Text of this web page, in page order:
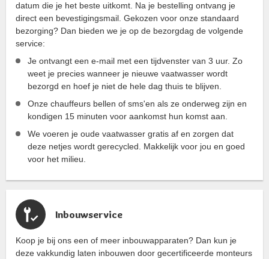
datum die je het beste uitkomt. Na je bestelling ontvang je
direct een bevestigingsmail. Gekozen voor onze standaard
bezorging? Dan bieden we je op de bezorgdag de volgende
service:
Je ontvangt een e-mail met een tijdvenster van 3 uur. Zo
weet je precies wanneer je nieuwe vaatwasser wordt
bezorgd en hoef je niet de hele dag thuis te blijven.
Onze chauffeurs bellen of sms'en als ze onderweg zijn en
kondigen 15 minuten voor aankomst hun komst aan.
We voeren je oude vaatwasser gratis af en zorgen dat
deze netjes wordt gerecycled. Makkelijk voor jou en goed
voor het milieu.
Inbouwservice
Koop je bij ons een of meer inbouwapparaten? Dan kun je
deze vakkundig laten inbouwen door gecertificeerde monteurs